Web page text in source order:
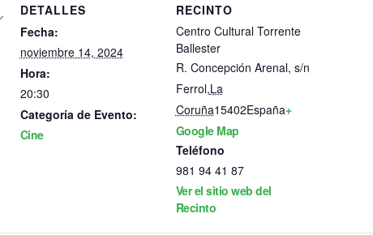
DETALLES
Fecha:
noviembre 14, 2024
Hora:
20:30
Categoría de Evento:
Cine
RECINTO
Centro Cultural Torrente
Ballester
R. Concepción Arenal, s/n
Ferrol,La
Coruña15402España+
Google Map
Teléfono
981 94 41 87
Ver el sitio web del
Recinto